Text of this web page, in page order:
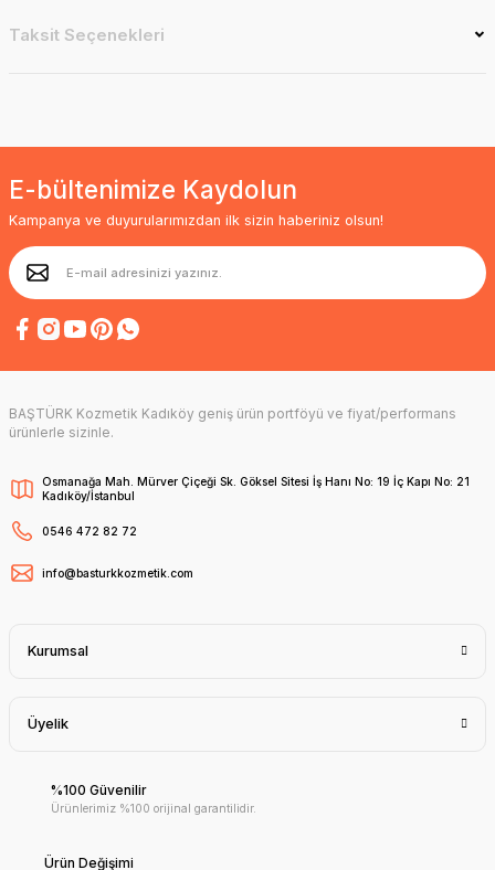
Taksit Seçenekleri
E-bültenimize Kaydolun
Kampanya ve duyurularımızdan ilk sizin haberiniz olsun!
BAŞTÜRK Kozmetik Kadıköy geniş ürün portföyü ve fiyat/performans
ürünlerle sizinle.
Osmanağa Mah. Mürver Çiçeği Sk. Göksel Sitesi İş Hanı No: 19 İç Kapı No: 21
Kadıköy/İstanbul
0546 472 82 72
info@basturkkozmetik.com
Kurumsal
Üyelik
%100 Güvenilir
Ürünlerimiz %100 orijinal garantilidir.
Ürün Değişimi